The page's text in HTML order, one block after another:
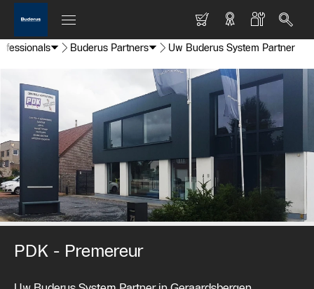
Buderus Partners Uw Buderus System Partner
PDK - Premereur